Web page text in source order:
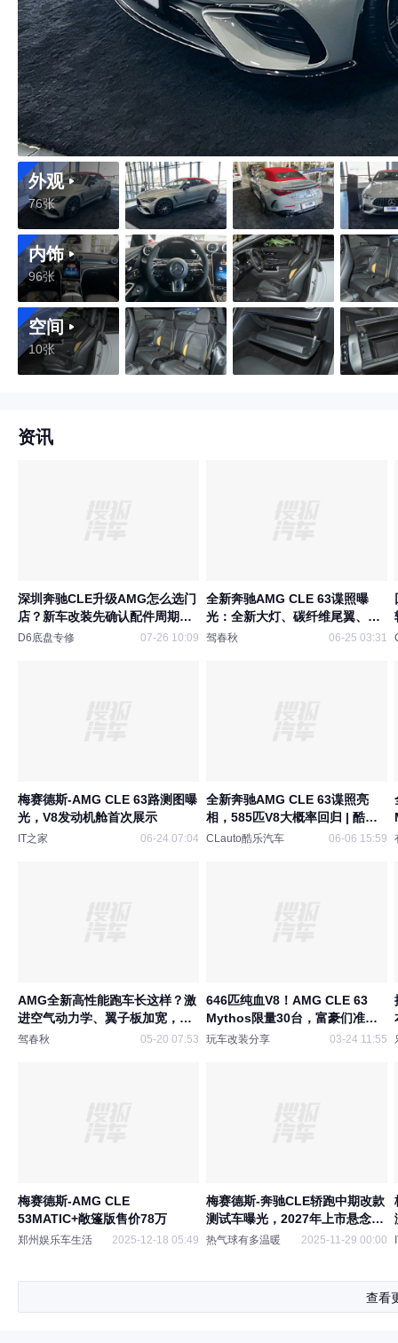
外观
76张
内饰
96张
空间
10张
资讯
深圳奔驰CLE升级AMG怎么选门
店？新车改装先确认配件周期和
整车匹配
D6底盘专修 07-26 10:09
全新奔驰AMG CLE 63谍照曝
光：全新大灯、碳纤维尾翼、V8
发动机舱
驾春秋 06-25 03:31
梅赛德斯-AMG CLE 63路测图曝
光，V8发动机舱首次展示
IT之家 06-24 07:04
全新奔驰AMG CLE 63谍照亮
相，585匹V8大概率回归 | 酷乐
汽车
CLauto酷乐汽车 06-06 15:59
AMG全新高性能跑车长这样？激
进空气动力学、翼子板加宽，马
力或达650Ps
驾春秋 05-20 07:53
646匹纯血V8！AMG CLE 63
Mythos限量30台，富豪们准备
抢吧梅赛德斯-AMG最吊人胃口
玩车改装分享 03-24 11:55
梅赛德斯-AMG CLE
53MATIC+敞篷版售价78万
郑州娱乐车生活 2025-12-18 05:49
梅赛德斯-奔驰CLE轿跑中期改款
测试车曝光，2027年上市悬念几
何？
热气球有多温暖 2025-11-29 00:00
查看